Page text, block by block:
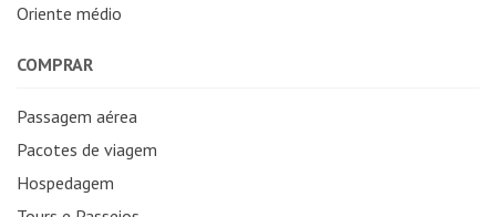
Oriente médio
COMPRAR
Passagem aérea
Pacotes de viagem
Hospedagem